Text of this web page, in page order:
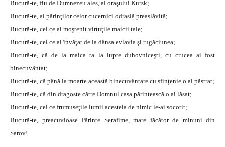
Bucură-te, fiu de Dumnezeu ales, al oraşului Kursk;
Bucură-te, al părinţilor celor cucernici odraslă preaslăvită;
Bucură-te, cel ce ai moştenit virtuţile maicii tale;
Bucură-te, cel ce ai învăţat de la dânsa evlavia şi rugăciunea;
Bucură-te, că de la maica ta la lupte duhovniceşti, cu crucea ai fost
binecuvântat;
Bucură-te, că până la moarte această binecuvântare cu sfinţenie o ai păstrat;
Bucură-te, că din dragoste către Domnul casa părintească o ai lăsat;
Bucură-te, cel ce frumuseţile lumii acesteia de nimic le-ai socotit;
Bucură-te, preacuvioase Părinte Serafime, mare făcător de minuni din
Sarov!